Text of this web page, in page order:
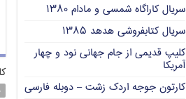
سریال کاراگاه شمسی و مادام ۱۳۸۰
سریال کتابفروشی هدهد ۱۳۸۵
کلیپ قدیمی از جام جهانی نود و چهار
آمریکا
کارتون جوجه اردک زشت – دوبله فارسی